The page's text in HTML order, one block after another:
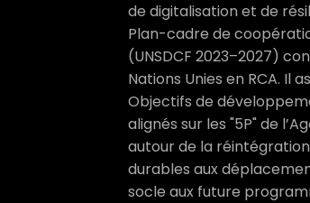
de digitalisation et de
Plan-cadre de
(UNSDCF 2023–2027)
Nations Unies en RCA. Il
Objectifs de
alignés sur les "5P" de
autour de la
durables aux
socle aux future